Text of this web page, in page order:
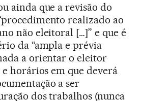
ainda que a revisão do
realizado ao
não eleitoral […]” e que é
da “ampla e prévia
a orientar o eleitor
horários em que deverá
a ser
dos trabalhos (nunca